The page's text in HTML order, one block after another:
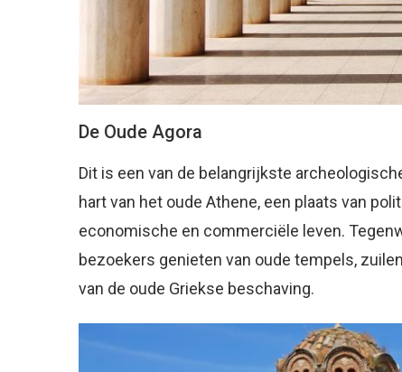
De Oude Agora
Dit is een van de belangrijkste
hart van het oude Athene, een plaats van
economische en commerciële leven.
bezoekers genieten van oude tempels,
van de oude Griekse beschaving.